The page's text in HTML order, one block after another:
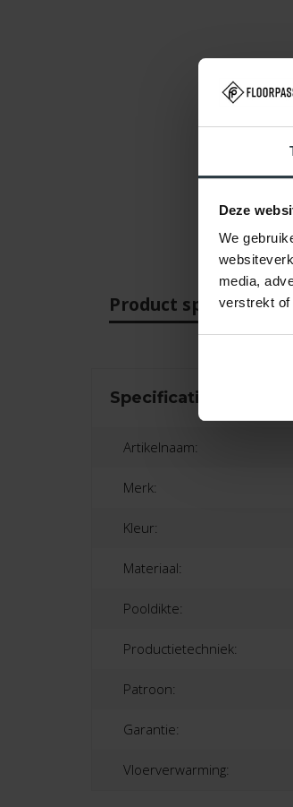
Deze
We
media,
verstrekt of
Product specificaties
Specificaties
Artikelnaam:
Merk:
Kleur:
Materiaal:
Pooldikte:
Productietechniek:
Patroon:
Garantie:
Vloerverwarming: